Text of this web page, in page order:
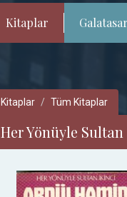
Kitaplar
Kitaplar Tüm Kitaplar
Her Yönüyle